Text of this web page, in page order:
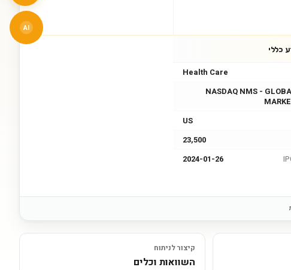
כללי
Health Care
NASDAQ NMS -
US
23,500
2024-01-26
קיצור לניתוח
השוואות וכלים
AI